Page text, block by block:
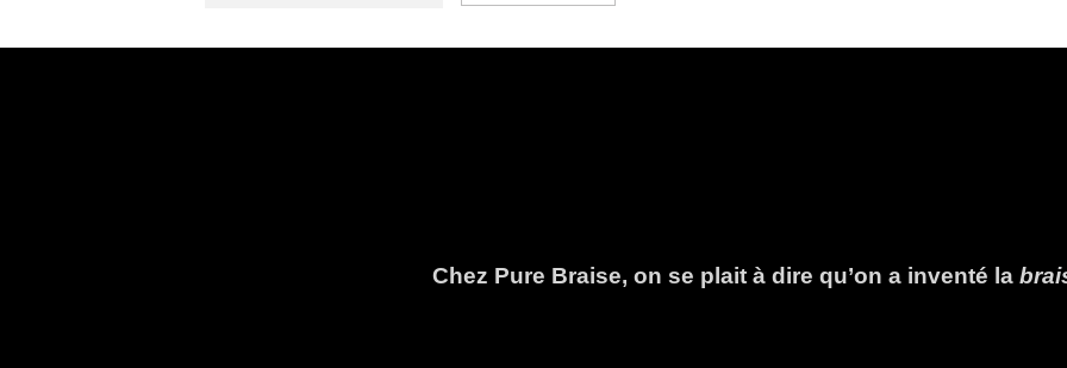
Chez Pure Braise, on se plait à dire qu’on a inventé la